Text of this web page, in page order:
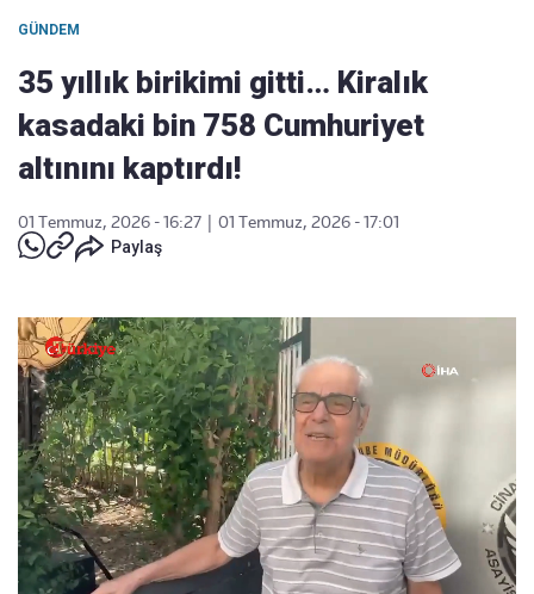
GÜNDEM
35 yıllık birikimi gitti… Kiralık
kasadaki bin 758 Cumhuriyet
altınını kaptırdı!
01 Temmuz, 2026 - 16:27
01 Temmuz, 2026 - 17:01
Paylaş